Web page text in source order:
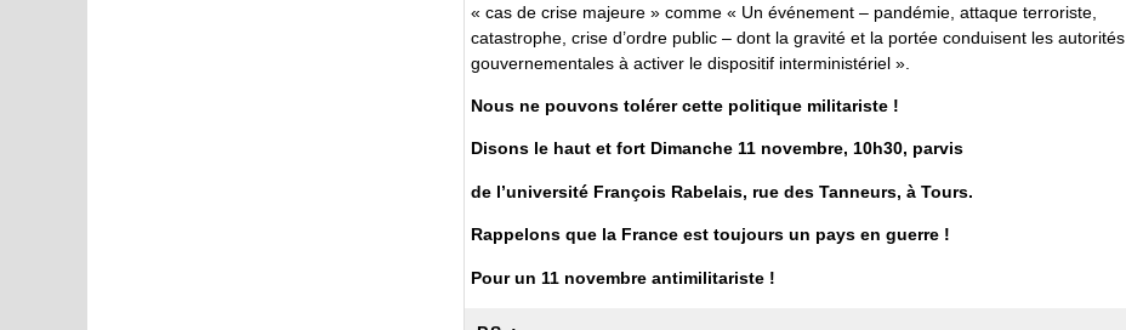
« cas de crise majeure » comme « Un événement – pandémie, attaque terroriste,
catastrophe, crise d’ordre public – dont la gravité et la portée conduisent les autorités
gouvernementales à activer le dispositif interministériel ».
Nous ne pouvons tolérer cette politique militariste !
Disons le haut et fort Dimanche 11 novembre, 10h30, parvis
de l’université François Rabelais, rue des Tanneurs, à Tours.
Rappelons que la France est toujours un pays en guerre !
Pour un 11 novembre antimilitariste !